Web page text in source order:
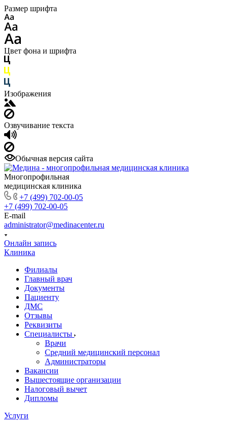
Размер шрифта
Цвет фона и шрифта
Изображения
Озвучивание текста
Обычная версия сайта
Многопрофильная
медицинская клиника
+7 (499) 702-00-05
+7 (499) 702-00-05
E-mail
administrator@medinacenter.ru
Онлайн запись
Клиника
Филиалы
Главный врач
Документы
Пациенту
ДМС
Отзывы
Реквизиты
Специалисты
Врачи
Средний медицинский персонал
Администраторы
Вакансии
Вышестоящие организации
Налоговый вычет
Дипломы
Услуги